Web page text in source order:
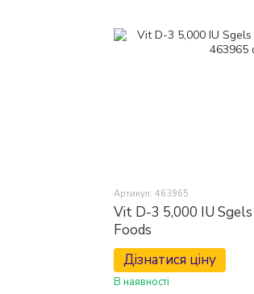
Артикул: 463965
Vit D-3 5,000 IU
Foods
Дізнатися ціну
В наявності